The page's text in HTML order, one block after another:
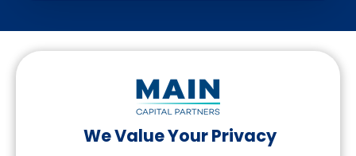
We Value Your Privacy
Folgen Sie uns auf LinkedIn